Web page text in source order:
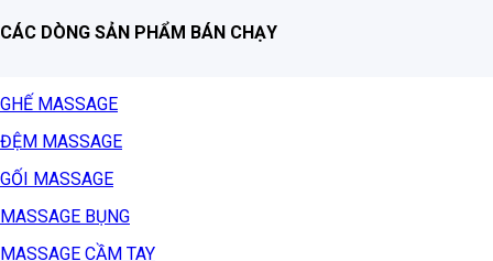
CÁC DÒNG SẢN PHẨM BÁN CHẠY
GHẾ MASSAGE
ĐỆM MASSAGE
GỐI MASSAGE
MASSAGE BỤNG
MASSAGE CẦM TAY